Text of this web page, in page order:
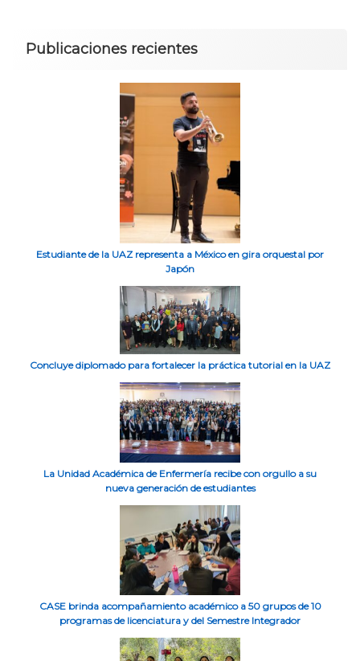
Publicaciones recientes
Estudiante de la UAZ representa a México en gira orquestal por
Japón
Concluye diplomado para fortalecer la práctica tutorial en la UAZ
La Unidad Académica de Enfermería recibe con orgullo a su
nueva generación de estudiantes
CASE brinda acompañamiento académico a 50 grupos de 10
programas de licenciatura y del Semestre Integrador